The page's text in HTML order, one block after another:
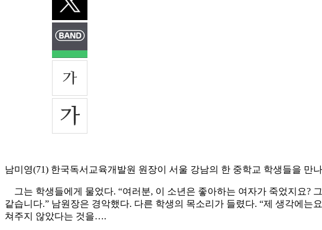
남미영(71) 한국독서교육개발원 원장이 서울 강남의 한 중학교 학생들을 만
그는 학생들에게 물었다. “여러분, 이 소년은 좋아하는 여자가 죽었지요?
같습니다.” 남원장은 경악했다. 다른 학생의 목소리가 들렸다. “제 생각에
쳐주지 않았다는 것을….